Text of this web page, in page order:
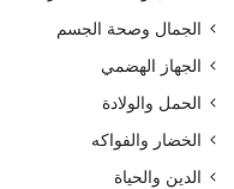
الجمال وصحة الجسم
الجهاز الهضمي
الحمل والولادة
الخضار والفواكه
الدين والحياة